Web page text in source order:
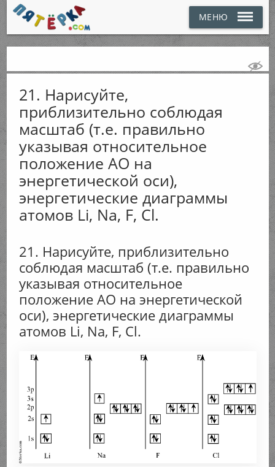
МЕНЮ
21. Нарисуйте,
приблизительно соблюдая
масштаб (т.е. правильно
указывая относительное
положение АО на
энергетической оси),
энергетические диаграммы
атомов Li, Na, F, Cl.
21. Нарисуйте, приблизительно
соблюдая масштаб (т.е. правильно
указывая относительное
положение АО на энергетической
оси), энергетические диаграммы
атомов Li, Na, F, Cl.